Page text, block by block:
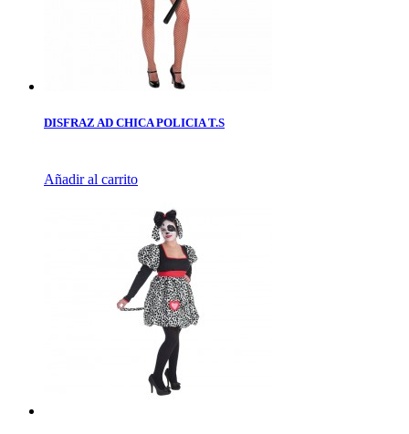
DISFRAZ AD CHICA POLICIA T.S
Añadir al carrito